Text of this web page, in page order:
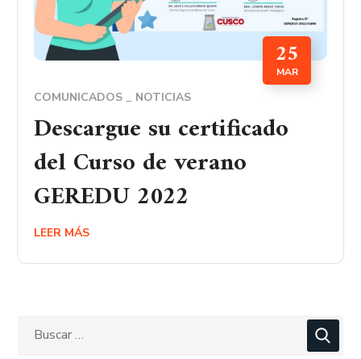
25
MAR
COMUNICADOS NOTICIAS
Descargue su certificado
del Curso de verano
GEREDU 2022
LEER MÁS